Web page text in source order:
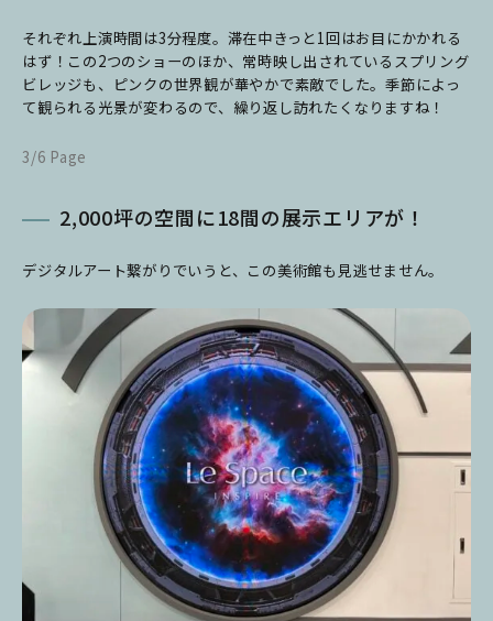
それぞれ上演時間は3分程度。滞在中きっと1回はお目にかかれる
はず！この2つのショーのほか、常時映し出されているスプリング
ビレッジも、ピンクの世界観が華やかで素敵でした。季節によっ
て観られる光景が変わるので、繰り返し訪れたくなりますね！
3/6 Page
2,000坪の空間に18間の展示エリアが！
デジタルアート繋がりでいうと、この美術館も見逃せません。